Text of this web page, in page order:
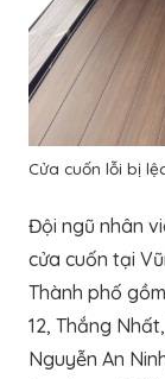
Cửa cuốn lỗi bị
Đội ngũ nhân
cửa cuốn tại
Thành phố gồm
12, Thắng
Nguyễn An